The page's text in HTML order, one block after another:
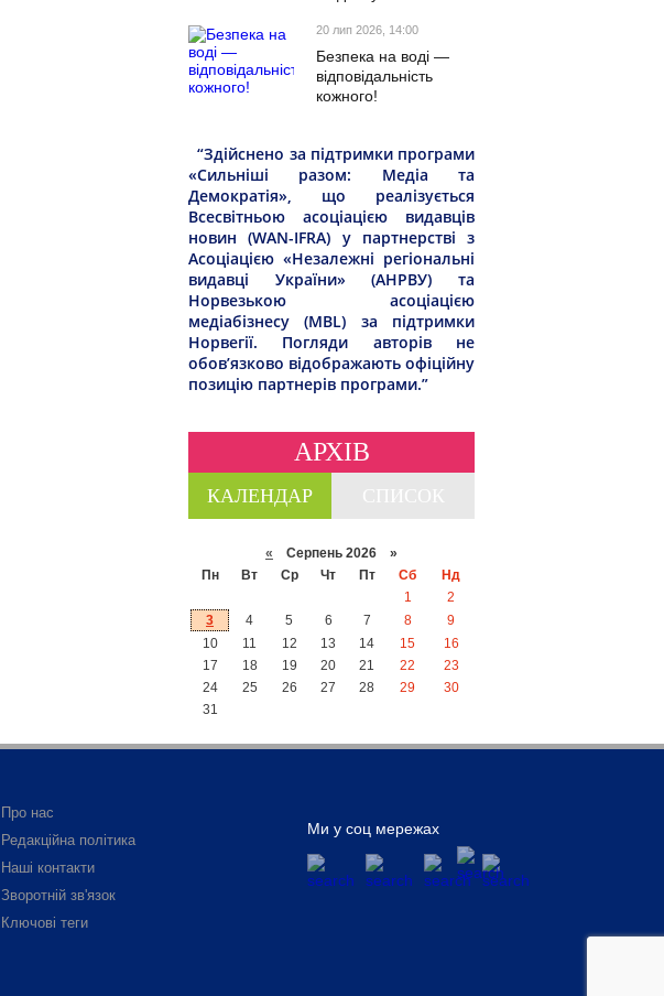
20 лип 2026, 14:00
Безпека на воді —
відповідальність
кожного!
“Здійснено за підтримки програми
«Сильніші разом: Медіа та
Демократія», що реалізується
Всесвітньою асоціацією видавців
новин (WAN-IFRA) у партнерстві з
Асоціацією «Незалежні регіональні
видавці України» (АНРВУ) та
Норвезькою асоціацією
медіабізнесу (MBL) за підтримки
Норвегії. Погляди авторів не
обов’язково відображають офіційну
позицію партнерів програми.”
АРХІВ
КАЛЕНДАР
« Серпень 2026 »
Пн
Вт Ср Чт Пт Сб
Нд
1
2
3
4 5 6 7 8
9
10
11 12 13 14 15
16
17
18 19 20 21 22
23
24
25 26 27 28 29
30
31
Про нас
Редакційна політика
Наші контакти
Зворотній зв'язок
Ключові теги
Ми у соц мережах